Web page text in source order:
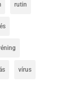
rutin
vírus